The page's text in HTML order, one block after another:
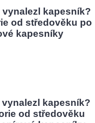
vynalezl kapesník?
od středověku